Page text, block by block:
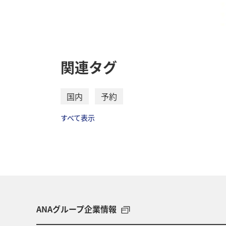
関連タグ
国内 予約
すべて表示
ANAグループ企業情報